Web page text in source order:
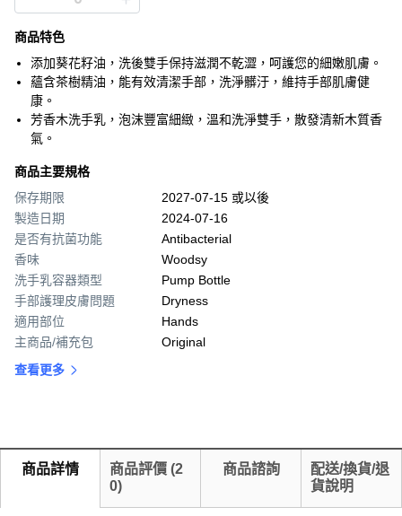
商品特色
添加葵花籽油，洗後雙手保持滋潤不乾澀，呵護您的細嫩肌膚。
蘊含茶樹精油，能有效清潔手部，洗淨髒汙，維持手部肌膚健
康。
芳香木洗手乳，泡沫豐富細緻，溫和洗淨雙手，散發清新木質香
氣。
商品主要規格
保存期限
2027-07-15 或以後
製造日期
2024-07-16
是否有抗菌功能
Antibacterial
香味
Woodsy
洗手乳容器類型
Pump Bottle
手部護理皮膚問題
Dryness
適用部位
Hands
主商品/補充包
Original
查看更多
商品詳情 商品評價 (2
0)
商品諮詢
配送/換貨/退
貨說明